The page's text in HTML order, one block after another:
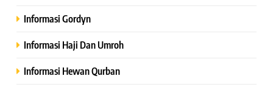
Informasi Gordyn
Informasi Haji Dan Umroh
Informasi Hewan Qurban